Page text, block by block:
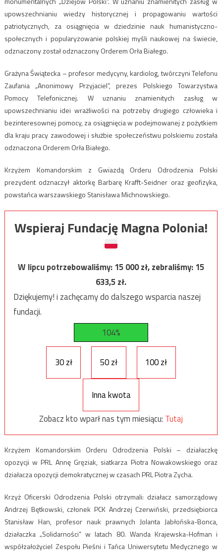
upowszechnianiu wiedzy historycznej i propagowaniu wartości
patriotycznych, za osiągnięcia w dziedzinie nauk humanistyczno-
społecznych i popularyzowanie polskiej myśli naukowej na świecie,
odznaczony został odznaczony Orderem Orła Białego.
Grażyna Świątecka – profesor medycyny, kardiolog, twórczyni Telefonu
Zaufania „Anonimowy Przyjaciel”, prezes Polskiego Towarzystwa
Pomocy Telefonicznej. W uznaniu znamienitych zasług w
upowszechnianiu idei wrażliwości na potrzeby drugiego człowieka i
bezinteresownej pomocy, za osiągnięcia w podejmowanej z pożytkiem
dla kraju pracy zawodowej i służbie społeczeństwu polskiemu została
odznaczona Orderem Orła Białego.
Krzyżem Komandorskim z Gwiazdą Orderu Odrodzenia Polski
prezydent odznaczył aktorkę Barbarę Krafft-Seidner oraz geofizyka,
powstańca warszawskiego Stanisława Michnowskiego.
Wspieraj Fundację Magna Polonia!
W lipcu potrzebowaliśmy:15 000zł, zebraliśmy:15
633,5zł.
Dziękujemy! i zachęcamy do dalszego wsparcia naszej
fundacji.
104%
30 zł 50 zł 100 zł
Inna kwota
Zobacz kto wparł nas tym miesiącu: Tutaj
Krzyżem Komandorskim Orderu Odrodzenia Polski – działaczkę
opozycji w PRL Annę Gręziak, siatkarza Piotra Nowakowskiego oraz
działacza opozycji demokratycznej w czasach PRL Piotra Zycha.
Krzyż Oficerski Odrodzenia Polski otrzymali: działacz samorządowy
Andrzej Bętkowski, członek PCK Andrzej Czerwiński, przedsiębiorca
Stanisław Han, profesor nauk prawnych Jolanta Jabłońska-Bonca,
działaczka „Solidarności” w latach 80. Wanda Krajewska-Hofman i
współzałożyciel Zespołu Pieśni i Tańca Uniwersytetu Medycznego w